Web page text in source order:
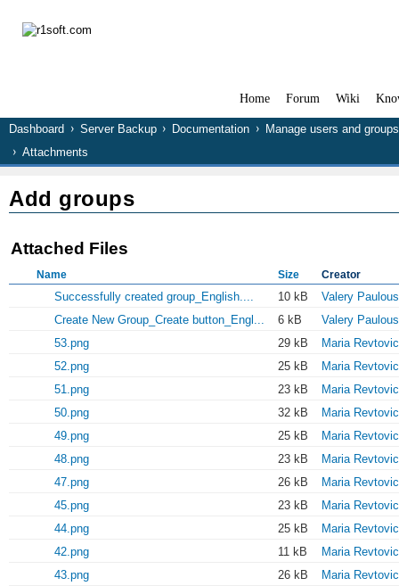
Home Forum Wiki
Dashboard Server Backup Documentation
Manage users and groups
Attachments
Add groups
Attached Files
Name Size Creator
Successfully created group_English.... 10 kB
Valery
Create New Group_Create button_Engl...
6 kB
Valery
53.png
29 kB
Maria
52.png
25 kB
Maria
51.png
23 kB
Maria
50.png
32 kB
Maria
49.png
25 kB
Maria
48.png
23 kB
Maria
47.png
26 kB
Maria
45.png
23 kB
Maria
44.png
25 kB
Maria
42.png
11 kB
Maria
43.png
26 kB
Maria